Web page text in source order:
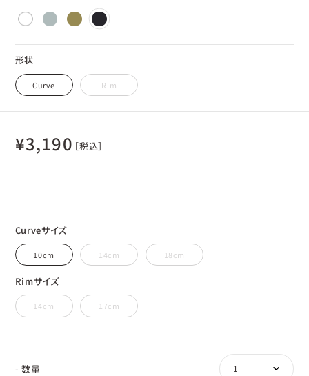
形状
Curve Rim
¥3,190 ［税込］
Curveサイズ
10cm 14cm 18cm
Rimサイズ
14cm 17cm
- 数量